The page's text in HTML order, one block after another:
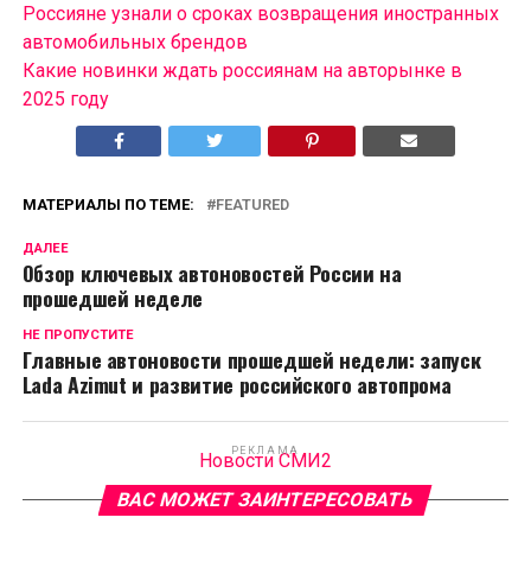
Россияне узнали о сроках возвращения иностранных
автомобильных брендов
Какие новинки ждать россиянам на авторынке в
2025 году
МАТЕРИАЛЫ ПО ТЕМЕ: FEATURED
ДАЛЕЕ
Обзор ключевых автоновостей России на
прошедшей неделе
НЕ ПРОПУСТИТЕ
Главные автоновости прошедшей недели: запуск
Lada Azimut и развитие российского автопрома
РЕКЛАМА
Новости СМИ2
ВАС МОЖЕТ ЗАИНТЕРЕСОВАТЬ